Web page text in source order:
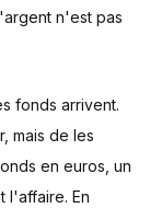
n'est pas
fonds arrivent.
mais de les
en euros, un
l'affaire. En